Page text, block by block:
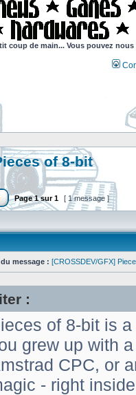
coup de main... Vous pouvez
of 8-bit
Page1sur1 [ 1 message ]
message : [CROSSDEV/GFX]
:
of 8-bit is
grew up with
CPC, or
- right